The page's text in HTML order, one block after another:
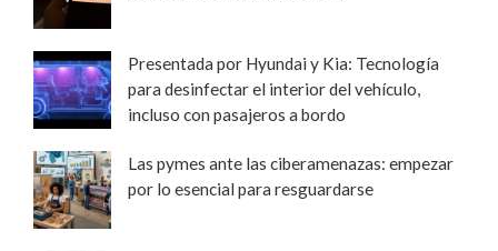
Presentada por Hyundai y Kia: Tecnología
para desinfectar el interior del vehículo,
incluso con pasajeros a bordo
Las pymes ante las ciberamenazas: empezar
por lo esencial para resguardarse